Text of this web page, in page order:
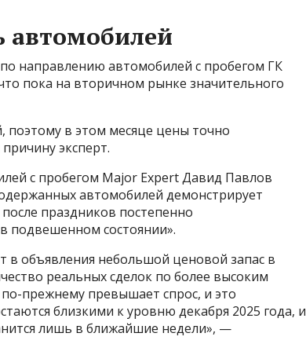
автомобилей
направлению автомобилей с пробегом ГК
пока на вторичном рынке значительного
поэтому в этом месяце цены точно
эксперт.
с пробегом Major Expert Давид Павлов
автомобилей демонстрирует
праздников постепенно
подвешенном состоянии».
в объявления небольшой ценовой запас в
реальных сделок по более высоким
прежнему превышает спрос, и это
близкими к уровню декабря 2025 года, и
лишь в ближайшие недели», —